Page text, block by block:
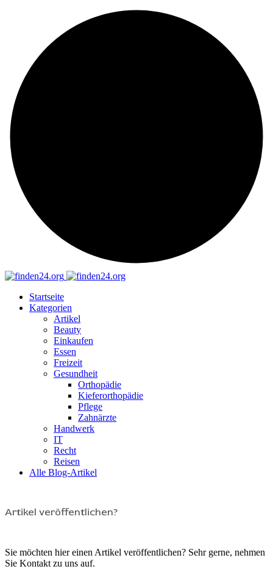
Startseite
Kategorien
Artikel
Beauty
Einkaufen
Essen
Freizeit
Gesundheit
Orthopädie
Kieferorthopädie
Pflege
Zahnärzte
Handwerk
IT
Recht
Reisen
Alle Blog-Artikel
Artikel veröffentlichen?
Sie möchten hier einen Artikel veröffentlichen? Sehr gerne, nehmen
Sie Kontakt zu uns auf.